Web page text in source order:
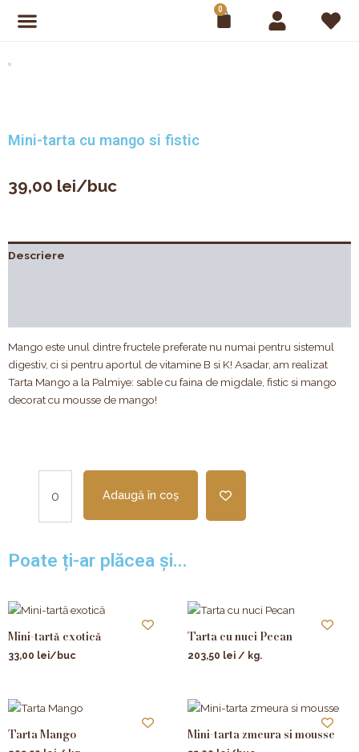
0
Cart
Mini-tarta cu mango si fistic
39,00 lei/buc
Descriere
Mango este unul dintre fructele preferate nu numai pentru sistemul
digestiv, ci si pentru aportul de vitamine B si K! Asadar, am realizat
Tarta Mango a la Palmiye: sable cu faina de migdale, fistic si mango
decorat cu mousse de mango!
si
Adaugă în coș
Poate ți-ar plăcea și...
Mini-tartă exotică
33,00 lei/buc
Tarta cu nuci Pecan
203,50 lei / kg.
Tarta Mango Mini-tarta zmeura si mousse